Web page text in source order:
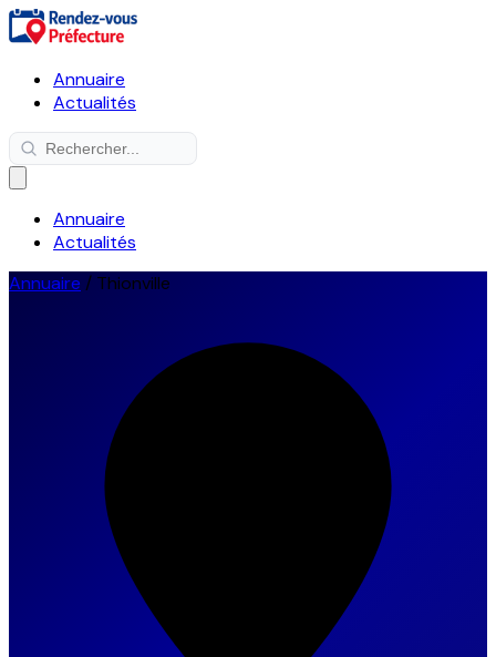
Annuaire
Actualités
Annuaire
Actualités
Annuaire / Thionville